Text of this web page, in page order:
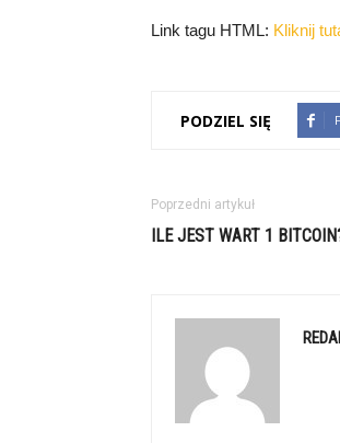
Link tagu HTML: Kliknij
PODZIEL SIĘ
Poprzedni artykuł
ILE JEST WART 1